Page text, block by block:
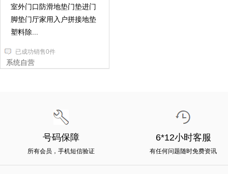
室外门口防滑地垫门垫进门
脚垫门厅家用入户拼接地垫
塑料除...
已成功销售0件
系统自营
号码保障
所有会员，手机短信验证
6*12小时客服
有任何问题随时免费资讯